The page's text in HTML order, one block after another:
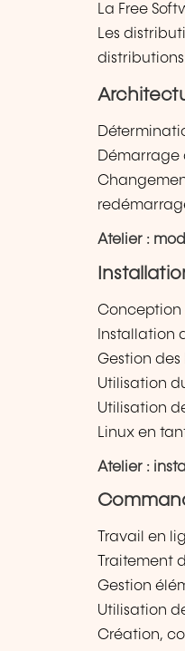
La Free
Les
distributions
Démarrage
Atelier :
Installation
Gestion
Utilisation
Utilisation
Linux en
Atelier :
Travail en
Traitement
Gestion
Utilisation
Création,